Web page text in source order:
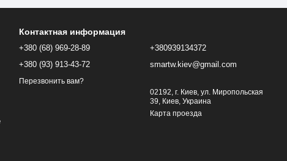
Контактная информация
+380 (68) 969-28-89
+380 (93) 913-43-72
Перезвонить вам?
+380939134372
smartw.kiev@gmail.com
02192, г. Киев, ул. Миропольская
39, Киев, Украина
Карта проезда